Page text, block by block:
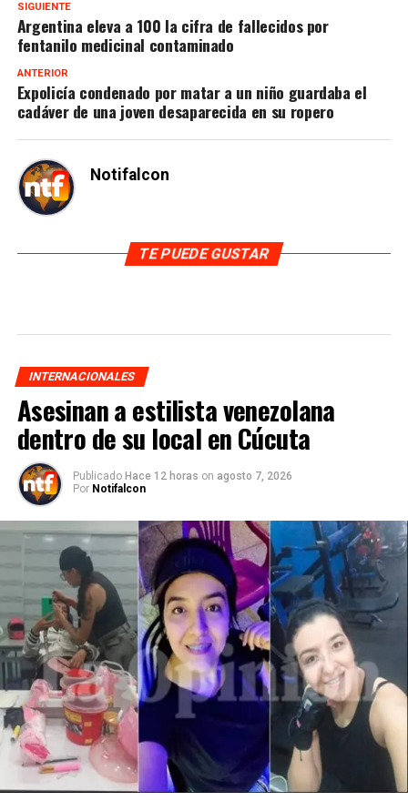
SIGUIENTE
Argentina eleva a 100 la cifra de fallecidos por
fentanilo medicinal contaminado
ANTERIOR
Expolicía condenado por matar a un niño guardaba el
cadáver de una joven desaparecida en su ropero
Notifalcon
TE PUEDE GUSTAR
INTERNACIONALES
Asesinan a estilista venezolana
dentro de su local en Cúcuta
Publicado Hace 12 horas on agosto 7, 2026
Por Notifalcon